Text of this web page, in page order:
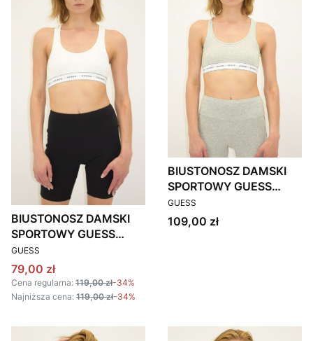
BIUSTONOSZ DAMSKI
SPORTOWY GUESS
GUWO97C01JR04P
BIAŁY
PRODUCENT
GUESS
Cena promocyjna
79,00 zł
Cena regularna: 119,00 zł-34%
Najniższa cena: 119,00 zł-34%
BIUSTONOSZ DAMSKI
SPORTOWY GUESS
GUWO97C01JR04P
SZARY
PRODUCENT
GUESS
Cena
109,00 zł